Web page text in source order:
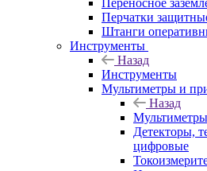
Переносное
Перчатки
Штанги
Инструменты
Назад
Инструменты
Мультиметры и
Назад
Детекторы,
цифровые